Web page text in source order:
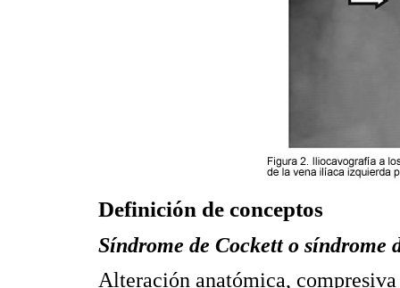
Definición de conceptos
Síndrome de Cockett o síndrome
Alteración anatómica,